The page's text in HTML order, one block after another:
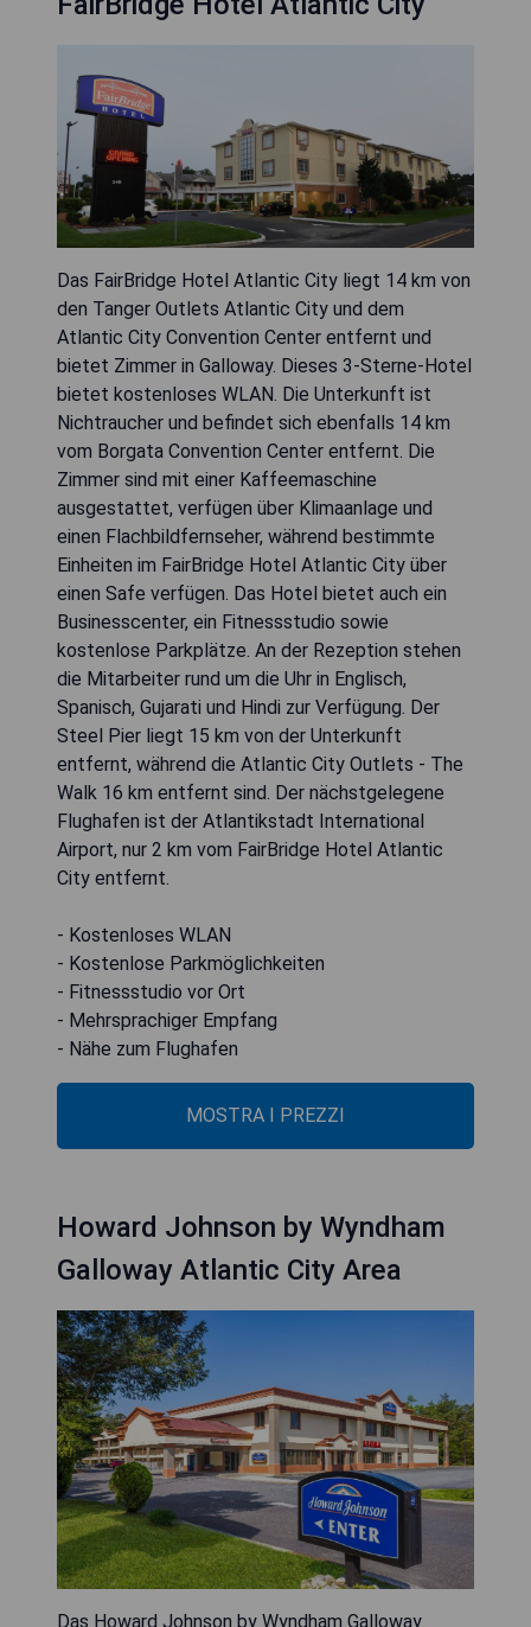
Das FairBridge Hotel Atlantic City liegt 14 km von
den Tanger Outlets Atlantic City und dem
Atlantic City Convention Center entfernt und
bietet Zimmer in Galloway. Dieses 3-Sterne-Hotel
bietet kostenloses WLAN. Die Unterkunft ist
Nichtraucher und befindet sich ebenfalls 14 km
vom Borgata Convention Center entfernt. Die
Zimmer sind mit einer Kaffeemaschine
ausgestattet, verfügen über Klimaanlage und
einen Flachbildfernseher, während bestimmte
Einheiten im FairBridge Hotel Atlantic City über
einen Safe verfügen. Das Hotel bietet auch ein
Businesscenter, ein Fitnessstudio sowie
kostenlose Parkplätze. An der Rezeption stehen
die Mitarbeiter rund um die Uhr in Englisch,
Spanisch, Gujarati und Hindi zur Verfügung. Der
Steel Pier liegt 15 km von der Unterkunft
entfernt, während die Atlantic City Outlets - The
Walk 16 km entfernt sind. Der nächstgelegene
Flughafen ist der Atlantikstadt International
Airport, nur 2 km vom FairBridge Hotel Atlantic
City entfernt.
- Kostenloses WLAN
- Kostenlose Parkmöglichkeiten
- Fitnessstudio vor Ort
- Mehrsprachiger Empfang
- Nähe zum Flughafen
MOSTRA I PREZZI
Howard Johnson by Wyndham
Galloway Atlantic City Area
Das Howard Johnson by Wyndham Galloway